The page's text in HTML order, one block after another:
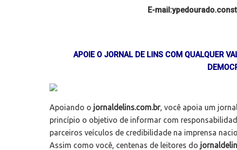
E-
APOIE O JORNAL DE LINS COM QUALQUER
Apoiando o jornaldelins.com.br, você apoia um
princípio o objetivo de informar com
parceiros veículos de credibilidade na imprensa
Assim como você, centenas de leitores do